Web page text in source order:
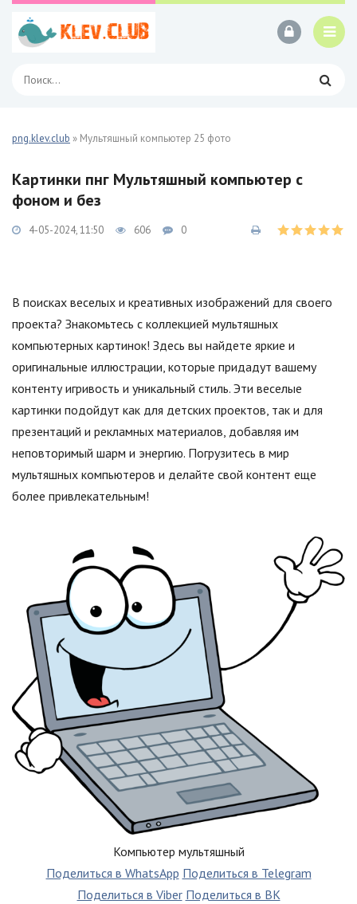
png.klev.club » Мультяшный компьютер 25 фото
Картинки пнг Мультяшный компьютер с
фоном и без
4-05-2024, 11:50 606 0
В поисках веселых и креативных изображений для своего
проекта? Знакомьтесь с коллекцией мультяшных
компьютерных картинок! Здесь вы найдете яркие и
оригинальные иллюстрации, которые придадут вашему
контенту игривость и уникальный стиль. Эти веселые
картинки подойдут как для детских проектов, так и для
презентаций и рекламных материалов, добавляя им
неповторимый шарм и энергию. Погрузитесь в мир
мультяшных компьютеров и делайте свой контент еще
более привлекательным!
Компьютер мультяшный
Поделиться в WhatsApp Поделиться в Telegram
Поделиться в Viber Поделиться в ВК